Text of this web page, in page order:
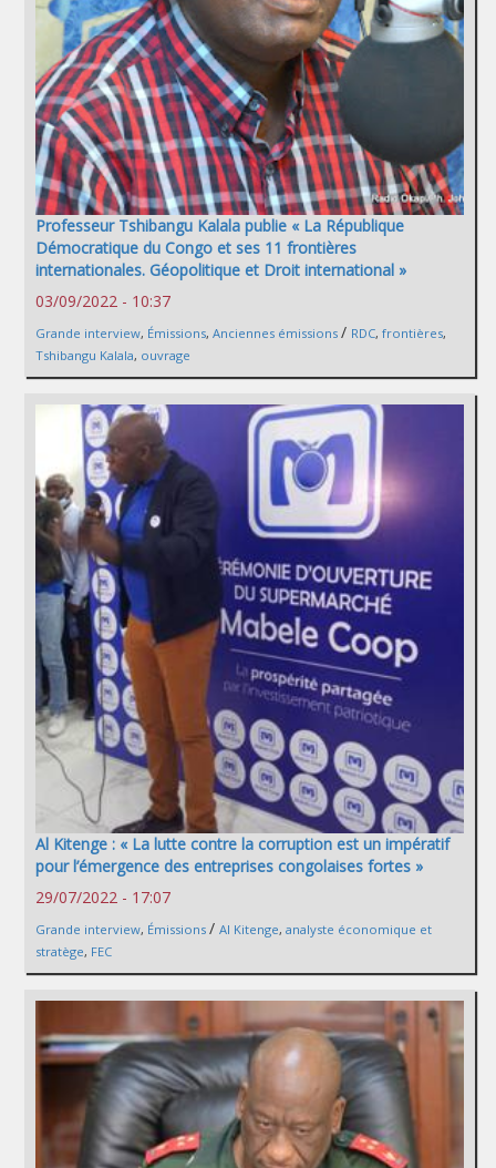
Professeur Tshibangu Kalala publie « La République
Démocratique du Congo et ses 11 frontières
internationales. Géopolitique et Droit international »
03/09/2022 - 10:37
Grande interview, Émissions, Anciennes émissions / RDC, frontières,
Tshibangu Kalala, ouvrage
Al Kitenge : « La lutte contre la corruption est un impératif
pour l’émergence des entreprises congolaises fortes »
29/07/2022 - 17:07
Grande interview, Émissions / Al Kitenge, analyste économique et
stratège, FEC